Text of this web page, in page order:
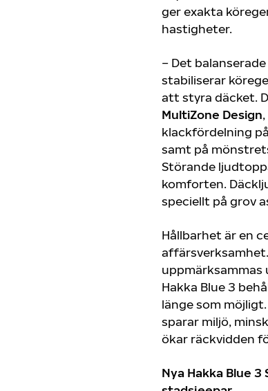
ger exakta
hastigheter.
– Det
stabiliserar
att styra däcket.
MultiZone Design
klackfördelning
samt på
Störande
komforten.
speciellt på grov
Hållbarhet är en
uppmärksammas
Hakka Blue 3
länge som
sparar miljö,
ökar räckvidden
Nya Hakka Blue